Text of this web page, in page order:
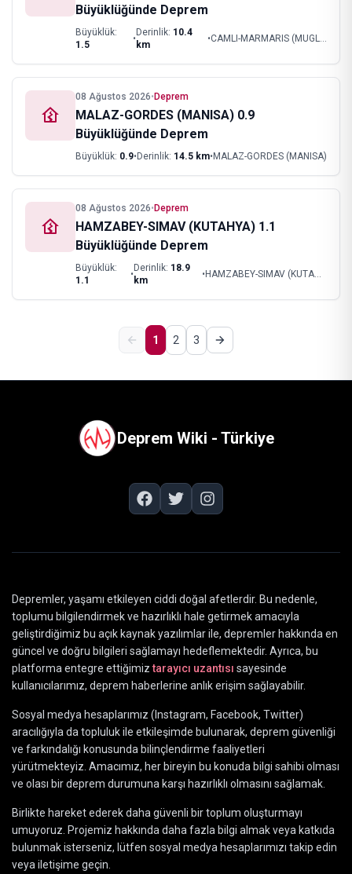
Büyüklüğünde Deprem
Büyüklük:
1.5
•
Derinlik: 10.4
km
• CAMLI-MARMARIS (MUGLA)
08 Ağustos 2026• Deprem
MALAZ-GORDES (MANISA) 0.9
Büyüklüğünde Deprem
Büyüklük: 0.9•Derinlik: 14.5 km•MALAZ-GORDES (MANISA)
08 Ağustos 2026• Deprem
HAMZABEY-SIMAV (KUTAHYA) 1.1
Büyüklüğünde Deprem
Büyüklük:
1.1
•
Derinlik: 18.9
km
• HAMZABEY-SIMAV (KUTAHYA)
1 2 3
Deprem Wiki - Türkiye
Depremler, yaşamı etkileyen ciddi doğal afetlerdir. Bu nedenle,
toplumu bilgilendirmek ve hazırlıklı hale getirmek amacıyla
geliştirdiğimiz bu açık kaynak yazılımlar ile, depremler hakkında en
güncel ve doğru bilgileri sağlamayı hedeflemektedir. Ayrıca, bu
platforma entegre ettiğimiz tarayıcı uzantısı sayesinde
kullanıcılarımız, deprem haberlerine anlık erişim sağlayabilir.
Sosyal medya hesaplarımız (Instagram, Facebook, Twitter)
aracılığıyla da topluluk ile etkileşimde bulunarak, deprem güvenliği
ve farkındalığı konusunda bilinçlendirme faaliyetleri
yürütmekteyiz. Amacımız, her bireyin bu konuda bilgi sahibi olması
ve olası bir deprem durumuna karşı hazırlıklı olmasını sağlamak.
Birlikte hareket ederek daha güvenli bir toplum oluşturmayı
umuyoruz. Projemiz hakkında daha fazla bilgi almak veya katkıda
bulunmak isterseniz, lütfen sosyal medya hesaplarımızı takip edin
veya iletişime geçin.